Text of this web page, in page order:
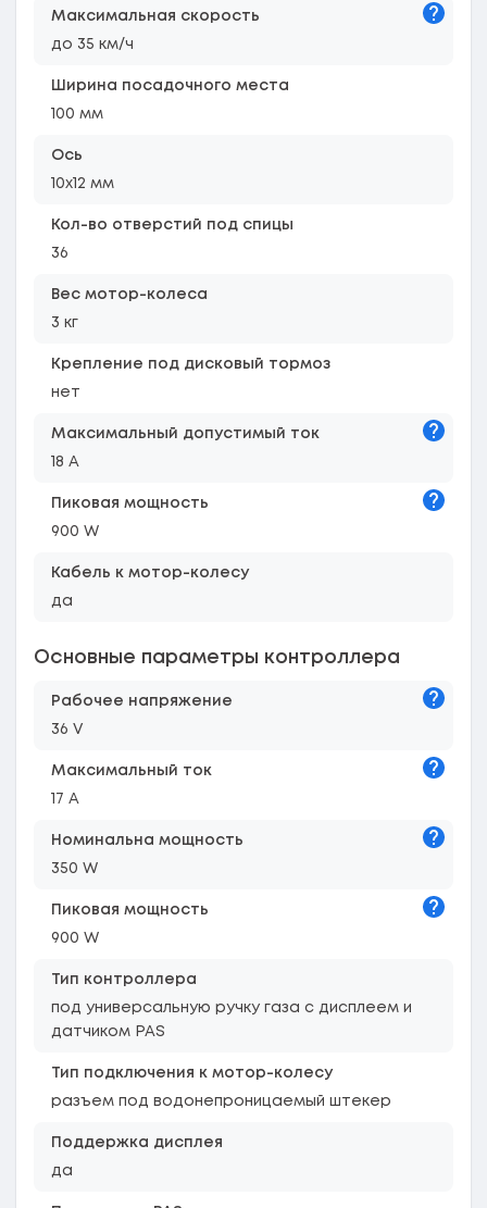
Максимальная скорость
до 35 км/ч
Ширина посадочного места
100 мм
Ось
10х12 мм
Кол-во отверстий под спицы
36
Вес мотор-колеса
3 кг
Крепление под дисковый тормоз
нет
Максимальный допустимый ток
18 A
Пиковая мощность
900 W
Кабель к мотор-колесу
да
Основные параметры контроллера
Рабочее напряжение
36 V
Максимальный ток
17 A
Номинальна мощность
350 W
Пиковая мощность
900 W
Тип контроллера
под универсальную ручку газа с дисплеем и
датчиком PAS
Тип подключения к мотор-колесу
разъем под водонепроницаемый штекер
Поддержка дисплея
да